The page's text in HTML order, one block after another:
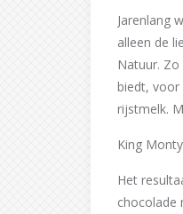
Jarenlang
alleen de
Natuur.
biedt, voor
rijstmelk.
King
Het
chocolade